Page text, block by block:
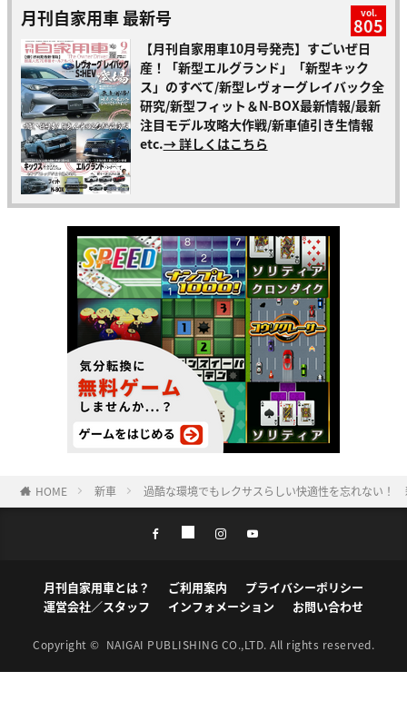
月刊自家用車 最新号 vol.
805
【月刊自家用車10月号発売】すごいぜ日
産！「新型エルグランド」「新型キック
ス」のすべて/新型レヴォーグレイバック全
研究/新型フィット＆N-BOX最新情報/最新
注目モデル攻略大作戦/新車値引き生情報
etc.→ 詳しくはこちら
HOME 新車 過酷な環境でもレクサスらしい快適性を忘れない！
月刊自家用車とは？ ご利用案内
プライバシーポリシー
運営会社／スタッフ
インフォメーション お問い合わせ
Copyright © NAIGAI PUBLISHING CO.,LTD. All rights reserved.